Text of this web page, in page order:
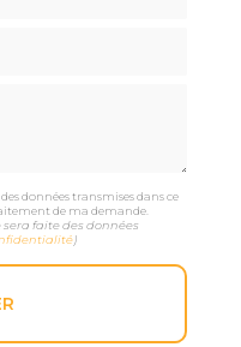
données transmises dans ce
de ma demande.
faite des données
)